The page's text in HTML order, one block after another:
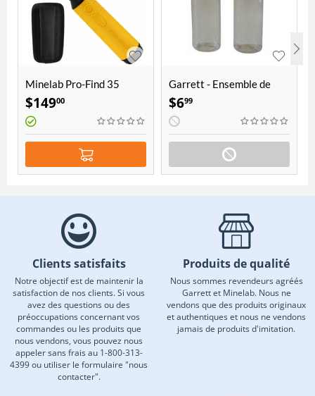
Minelab Pro-Find 35
$14900
Garrett - Ensemble de
deux fioles pour l'or
$699
Clients satisfaits
Notre objectif est de maintenir la
satisfaction de nos clients. Si vous
avez des questions ou des
préoccupations concernant vos
commandes ou les produits que
nous vendons, vous pouvez nous
appeler sans frais au 1-800-313-
4399 ou utiliser le formulaire "nous
contacter".
Produits de qualité
Nous sommes revendeurs agréés
Garrett et Minelab. Nous ne
vendons que des produits originaux
et authentiques et nous ne vendons
jamais de produits d'imitation.